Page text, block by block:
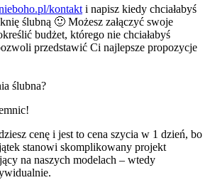
kontakt i napisz kiedy chciałabyś
ślubną 🙂 Możesz załączyć swoje
budżet, którego nie chciałabyś
przedstawić Ci najlepsze propozycje
ślubna?
cenę i jest to cena szycia w 1 dzień, bo
stanowi skomplikowany projekt
na naszych modelach – wtedy